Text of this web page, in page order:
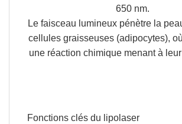
650 nm.
Le faisceau lumineux pénètre la
cellules graisseuses (adipocytes),
une réaction chimique menant à
Fonctions clés du lipolaser